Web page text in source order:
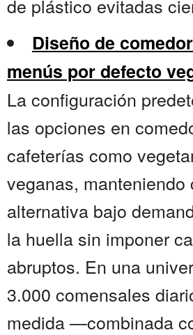
de plástico evitadas
Diseño de
menús por defecto
La configuración
las opciones en
cafeterías como
veganas, manteniendo
alternativa bajo
la huella sin imponer
abruptos. En una
3.000 comensales
medida —combinada